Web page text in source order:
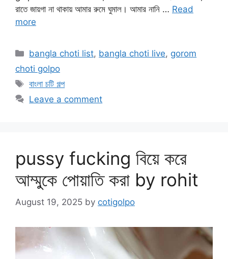
রাতে জায়গা না থাকায় আমার রুমে ঘুমাল। আমার নানি … Read
more
Categories
bangla choti list, bangla choti live, gorom
choti golpo
Tags
বাংলা চটি গল্প
Leave a comment
pussy fucking বিয়ে করে
আম্মুকে পোয়াতি করা by rohit
August 19, 2025 by cotigolpo